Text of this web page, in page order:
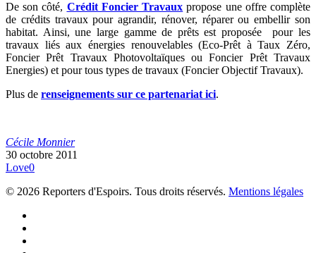
De son côté, Crédit Foncier Travaux propose une offre complète
de crédits travaux pour agrandir, rénover, réparer ou embellir son
habitat. Ainsi, une large gamme de prêts est proposée pour les
travaux liés aux énergies renouvelables (Eco-Prêt à Taux Zéro,
Foncier Prêt Travaux Photovoltaïques ou Foncier Prêt Travaux
Energies) et pour tous types de travaux (Foncier Objectif Travaux).
Plus de renseignements sur ce partenariat ici.
Cécile Monnier
30 octobre 2011
Love0
© 2026 Reporters d'Espoirs. Tous droits réservés. Mentions légales